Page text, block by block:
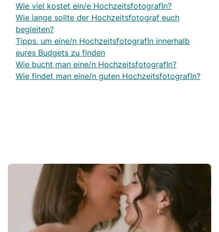
Wie viel kostet ein/e HochzeitsfotografIn?
Wie lange sollte der Hochzeitsfotograf euch
begleiten?
Tipps, um eine/n HochzeitsfotografIn innerhalb
eures Budgets zu finden
Wie bucht man eine/n HochzeitsfotografIn?
Wie findet man eine/n guten HochzeitsfotografIn?